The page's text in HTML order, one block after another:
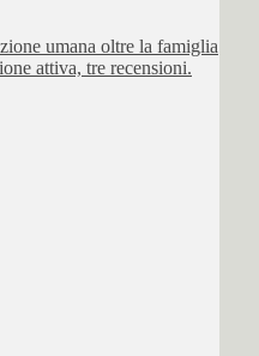
umana oltre la famiglia
attiva, tre recensioni.